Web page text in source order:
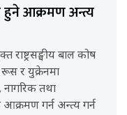
हुने आक्रमण अन्त्य
राष्ट्रसङ्घीय बाल कोष
र युक्रेनमा
नागरिक तथा
आक्रमण गर्न अन्त्य गर्न